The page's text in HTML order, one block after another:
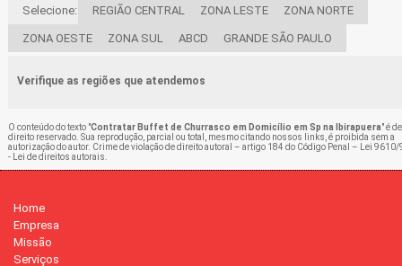
Selecione: REGIÃO CENTRAL ZONA LESTE ZONA NORTE
ZONA OESTE ZONA SUL ABCD GRANDE SÃO PAULO
Verifique as regiões que atendemos
O conteúdo do texto "Contratar Buffet de Churrasco em Domicílio em Sp na Ibirapuera" é de
direito reservado. Sua reprodução, parcial ou total, mesmo citando nossos links, é proibida sem a
autorização do autor. Crime de violação de direito autoral – artigo 184 do Código Penal –
Lei 9610/
- Lei de direitos autorais
Home
Empresa
Missão
Serviços